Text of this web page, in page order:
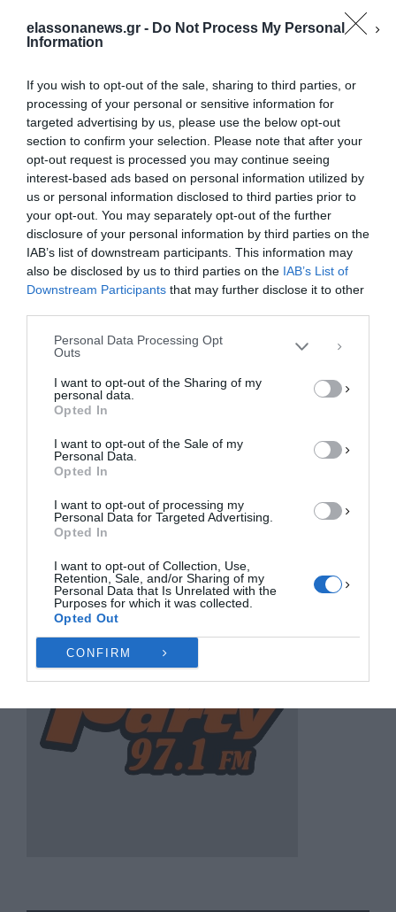
elassonanews.gr - Do Not Process My Personal
Information
If you wish to opt-out of the sale, sharing to third parties, or
processing of your personal or sensitive information for
targeted advertising by us, please use the below opt-out
section to confirm your selection. Please note that after your
opt-out request is processed you may continue seeing
interest-based ads based on personal information utilized by
us or personal information disclosed to third parties prior to
your opt-out. You may separately opt-out of the further
disclosure of your personal information by third parties on the
IAB’s list of downstream participants. This information may
also be disclosed by us to third parties on the IAB’s List of
Downstream Participants that may further disclose it to other
Personal Data Processing Opt
Outs
I want to opt-out of the Sharing of my
personal data.
Opted In
I want to opt-out of the Sale of my
Personal Data.
Opted In
I want to opt-out of processing my
Personal Data for Targeted Advertising.
Opted In
I want to opt-out of Collection, Use,
Retention, Sale, and/or Sharing of my
Personal Data that Is Unrelated with the
Purposes for which it was collected.
Opted Out
CONFIRM
Διαχείριση Συγκατάθεσης
Για να παρέχουμε την καλύτερη εμπειρία, χρησιμοποιούμε τεχνολογίες όπως
cookies για την αποθήκευση ή/και την πρόσβαση σε πληροφορίες συσκευών.
Η συγκατάθεση για τις εν λόγω τεχνολογίες θα μας επιτρέψει να
επεξεργαστούμε δεδομένα προσωπικού χαρακτήρα, όπως συμπεριφορά
συγκατάθεση ή η ανάκληση της συγκατάθεσης, μπορεί να επηρεάσει
αρνητικά ορισμένες λειτουργίες και δυνατότητες.
ΠΡΟΒΟΛΉ ΠΡΟΤΙΜΉΣΕΩΝ
Πολιτική Cookies